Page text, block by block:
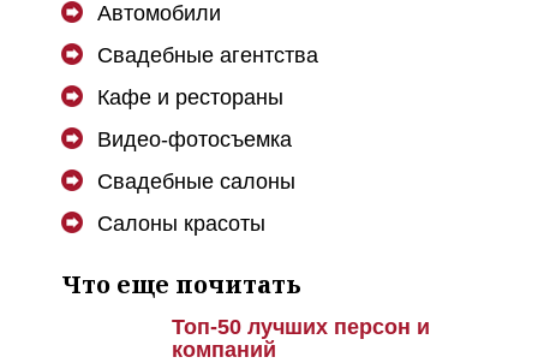
Автомобили
Свадебные агентства
Кафе и рестораны
Видео-фотосъемка
Свадебные салоны
Салоны красоты
Что еще почитать
Топ-50 лучших персон и
компаний